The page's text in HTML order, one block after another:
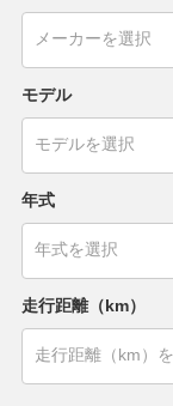
モデル
年式
走行距離（km）